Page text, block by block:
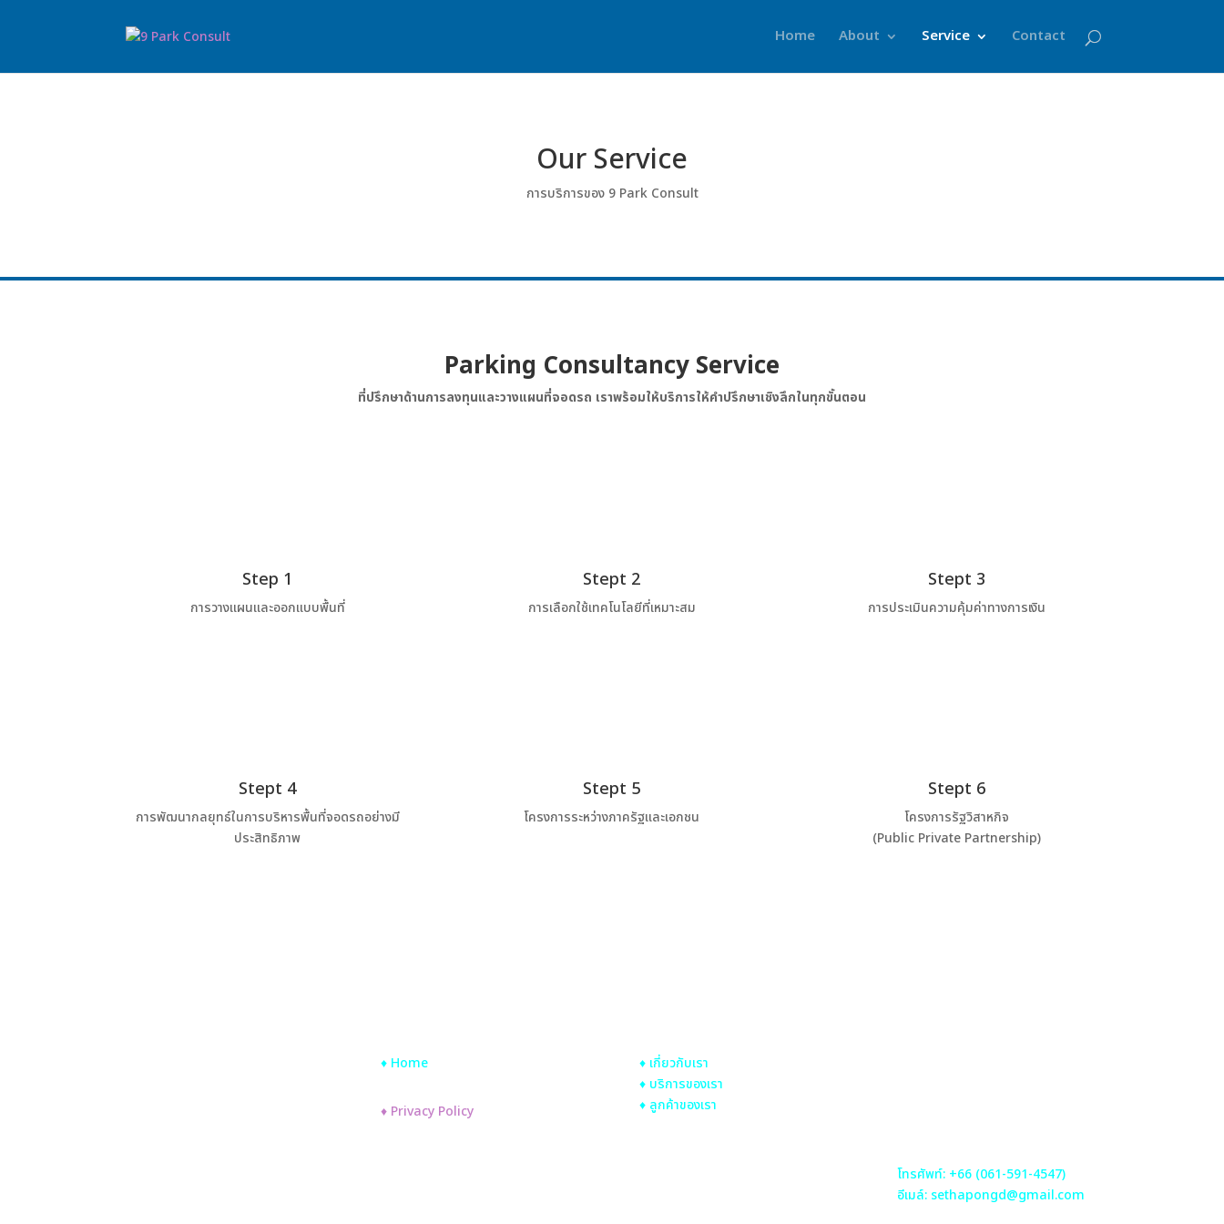
Home About Service Contact
Our Service
การบริการของ 9 Park Consult
Parking Consultancy Service
ที่ปรึกษาด้านการลงทุนและวางแผนที่จอดรถ เราพร้อมให้บริการให้คำปรึกษาเชิงลึกในทุกขั้นตอน
Step 1
การวางแผนและออกแบบพื้นที่
Stept 2
การเลือกใช้เทคโนโลยีที่เหมาะสม
Stept 3
การประเมินความคุ้มค่าทางการเงิน
Stept 4
การพัฒนากลยุทธ์ในการบริหารพื้นที่จอดรถอย่างมี
ประสิทธิภาพ
Stept 5
โครงการระหว่างภาครัฐและเอกชน
Stept 6
โครงการรัฐวิสาหกิจ
(Public Private Partnership)
♦ Home
♦ Privacy Policy
♦ เกี่ยวกับเรา
♦ บริการของเรา
♦ ลูกค้าของเรา
โทรศัพท์: +66 (061-591-4547)
อีเมล์: sethapongd@gmail.com